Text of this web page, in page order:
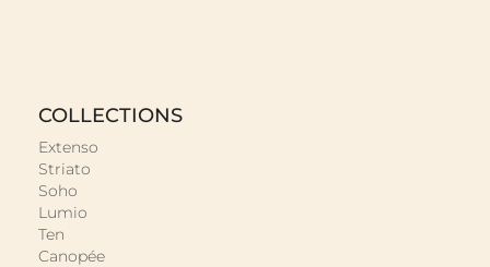
COLLECTIONS
Extenso
Striato
Soho
Lumio
Ten
Canopée